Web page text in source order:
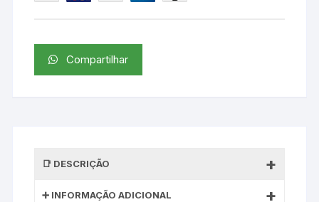
Compartilhar
DESCRIÇÃO
INFORMAÇÃO ADICIONAL